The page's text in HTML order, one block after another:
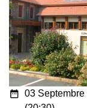
date_range 03 Septembre